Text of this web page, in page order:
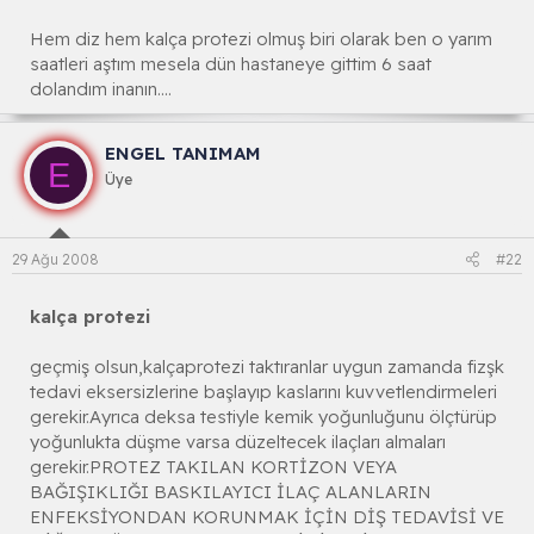
Hem diz hem kalça protezi olmuş biri olarak ben o yarım
saatleri aştım mesela dün hastaneye gittim 6 saat
dolandım inanın....
E
ENGEL TANIMAM
Üye
29 Ağu 2008 #22
kalça protezi
geçmiş olsun,kalçaprotezi taktıranlar uygun zamanda fizşk
tedavi eksersizlerine başlayıp kaslarını kuvvetlendirmeleri
gerekir.Ayrıca deksa testiyle kemik yoğunluğunu ölçtürüp
yoğunlukta düşme varsa düzeltecek ilaçları almaları
gerekir.PROTEZ TAKILAN KORTİZON VEYA
BAĞIŞIKLIĞI BASKILAYICI İLAÇ ALANLARIN
ENFEKSİYONDAN KORUNMAK İÇİN DİŞ TEDAVİSİ VE